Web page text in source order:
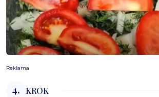
Reklama
4. KROK